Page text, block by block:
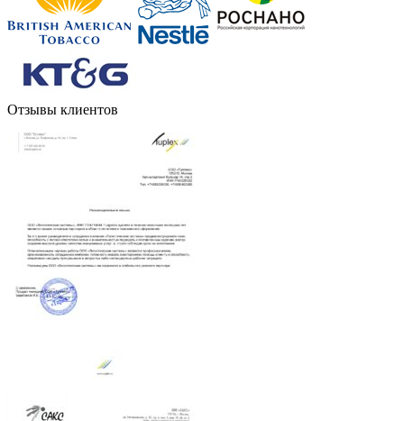
Отзывы клиентов